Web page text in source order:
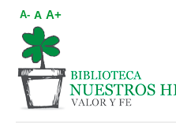
A- A A+